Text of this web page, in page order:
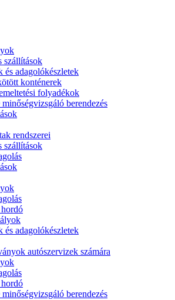
szállítások
és adagolókészletek
konténerek
folyadékok
berendezés
rendszerei
szállítások
és adagolókészletek
autószervizek számára
berendezés